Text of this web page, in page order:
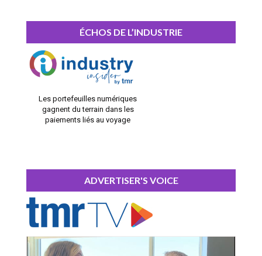
ÉCHOS DE L’INDUSTRIE
Les portefeuilles numériques
gagnent du terrain dans les
paiements liés au voyage
ADVERTISER'S VOICE